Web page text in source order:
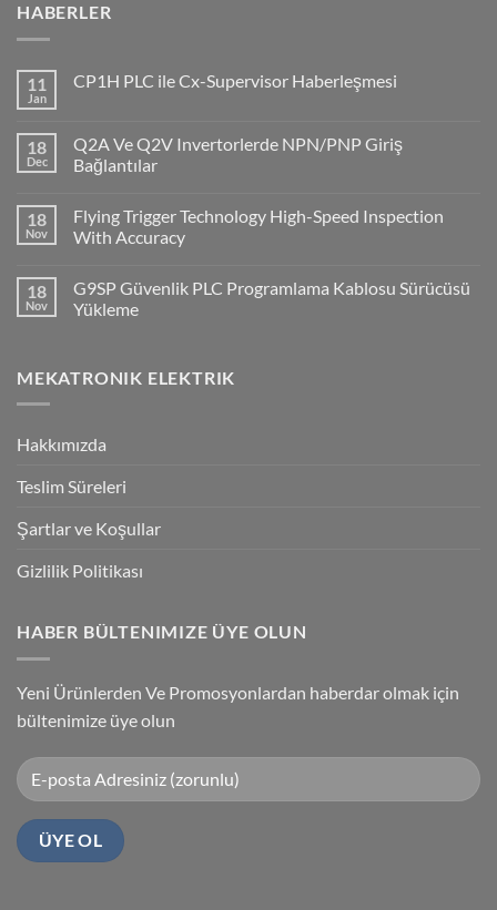
HABERLER
11
Jan
CP1H PLC ile Cx-Supervisor Haberleşmesi
CP1H
PLC
ile
Haberleşmesi
18
Dec
Q2A Ve Q2V Invertorlerde NPN/PNP Giriş
Bağlantılar
on
Q2A
Ve
NPN/PNP
Giriş
Bağlantılar
18
Nov
Flying Trigger Technology High-Speed Inspection
With Accuracy
on
Flying
Trigger
Inspection
With
18
Nov
G9SP Güvenlik PLC Programlama Kablosu Sürücüsü
Yükleme
G9SP
Güvenlik
Sürücüsü
MEKATRONIK ELEKTRIK
Hakkımızda
Teslim Süreleri
Şartlar ve Koşullar
Gizlilik Politikası
HABER BÜLTENIMIZE ÜYE OLUN
Yeni Ürünlerden Ve Promosyonlardan haberdar olmak için
bültenimize üye olun